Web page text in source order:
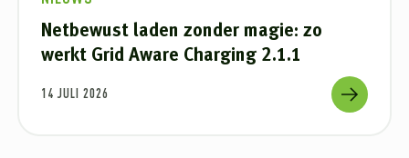
Netbewust laden zonder magie: zo
werkt Grid Aware Charging 2.1.1
14 JULI 2026